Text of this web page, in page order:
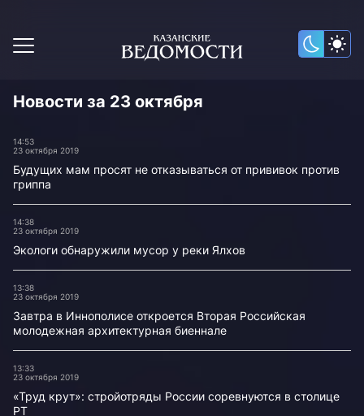
Новости за 23 октября
14:53
23 октября 2019
Будущих мам просят не отказываться от прививок против
гриппа
14:38
23 октября 2019
Экологи обнаружили мусор у реки Ялхов
13:38
23 октября 2019
Завтра в Иннополисе откроется Вторая Российская
молодежная архитектурная биеннале
13:33
23 октября 2019
«Труд крут»: стройотряды России соревнуются в столице
РТ